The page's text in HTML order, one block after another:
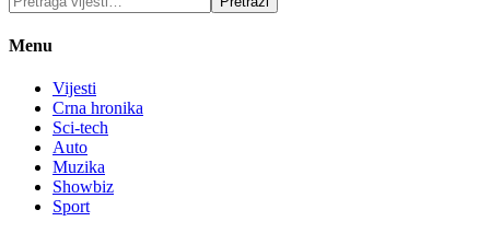
Menu
Vijesti
Crna hronika
Sci-tech
Auto
Muzika
Showbiz
Sport